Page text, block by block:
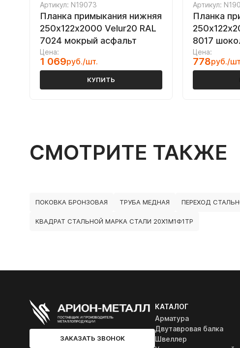
Артикул: N19073
Планка примыкания нижняя
250х122х2000 Velur20 RAL
7024 мокрый асфальт
Цена:
1 069руб./шт.
КУПИТЬ
Артикул:
Планка
8017
Цена:
778руб./
СМОТРИТЕ ТАКЖЕ
ПОКОВКА БРОНЗОВАЯ ТРУБА МЕДНАЯ ПЕРЕХОД
КВАДРАТ СТАЛЬНОЙ МАРКА СТАЛИ 20Х1М1Ф1ТР
ЗАКАЗАТЬ ЗВОНОК
КАТАЛОГ
Арматура
Двутавровая балка
Швеллер